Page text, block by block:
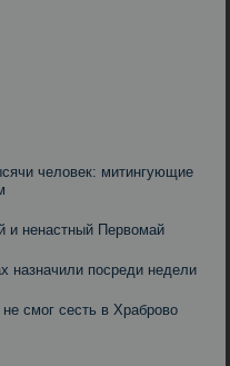
человек: митингующие
и ненастный Первомай
назначили посреди недели
смог сесть в Храброво